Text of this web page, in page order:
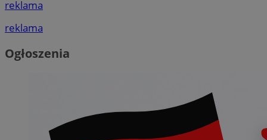
reklama
reklama
Ogłoszenia